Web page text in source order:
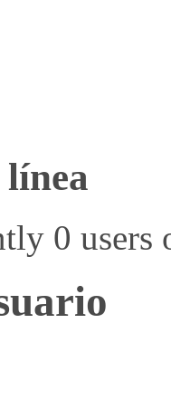
línea
0 users